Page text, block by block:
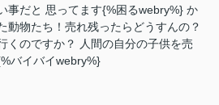
事だと 思ってます{%困るwebry%} か
動物たち！売れ残ったらどうすんの？
くのですか？ 人間の自分の子供を売
バイバイwebry%}